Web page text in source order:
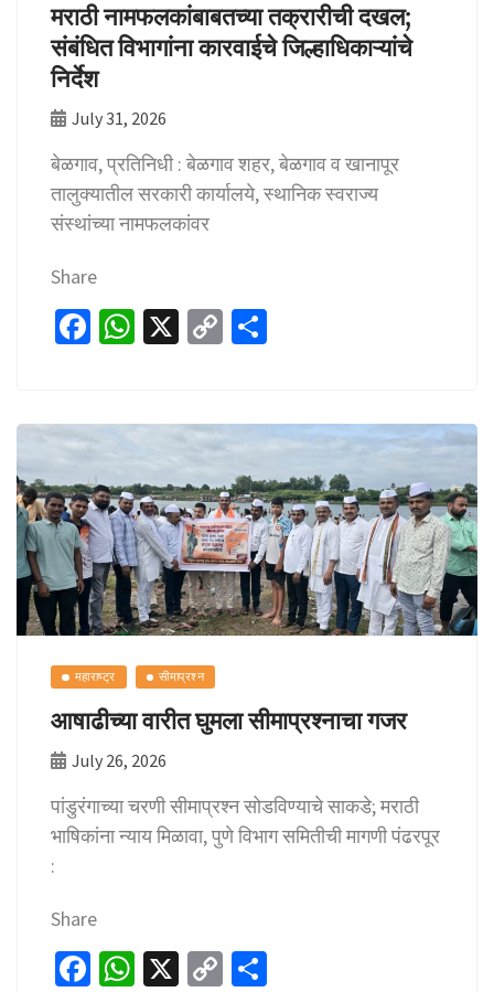
मराठी नामफलकांबाबतच्या तक्रारीची दखल;
संबंधित विभागांना कारवाईचे जिल्हाधिकाऱ्यांचे
निर्देश
July 31, 2026
बेळगाव, प्रतिनिधी : बेळगाव शहर, बेळगाव व खानापूर
तालुक्यातील सरकारी कार्यालये, स्थानिक स्वराज्य
संस्थांच्या नामफलकांवर
Share
Fa
o
o
k
W
sA
p
X
C
y
Li
n
k
e
महाराष्ट्र सीमाप्रश्न
आषाढीच्या वारीत घुमला सीमाप्रश्नाचा गजर
July 26, 2026
पांडुरंगाच्या चरणी सीमाप्रश्न सोडविण्याचे साकडे; मराठी
भाषिकांना न्याय मिळावा, पुणे विभाग समितीची मागणी पंढरपूर
:
Share
Fa W X
C